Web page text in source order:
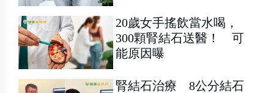
20歲女手搖飲當水喝，
300顆腎結石送醫！ 可
能原因曝
腎結石治療 8公分結石